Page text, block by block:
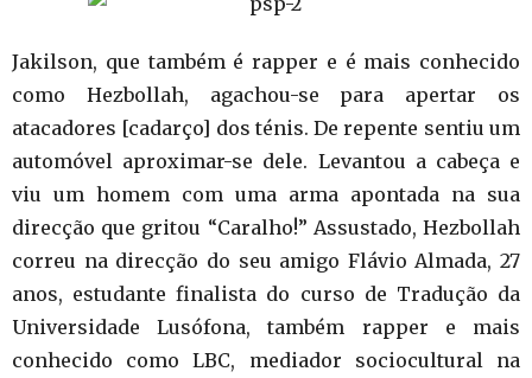
Jakilson, que também é rapper e é mais conhecido
como Hezbollah, agachou-se para apertar os
atacadores [cadarço] dos ténis. De repente sentiu um
automóvel aproximar-se dele. Levantou a cabeça e
viu um homem com uma arma apontada na sua
direcção que gritou “Caralho!” Assustado, Hezbollah
correu na direcção do seu amigo Flávio Almada, 27
anos, estudante finalista do curso de Tradução da
Universidade Lusófona, também rapper e mais
conhecido como LBC, mediador sociocultural na